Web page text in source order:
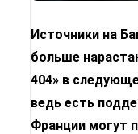
Источники на
больше
404» в
ведь есть
Франции могут